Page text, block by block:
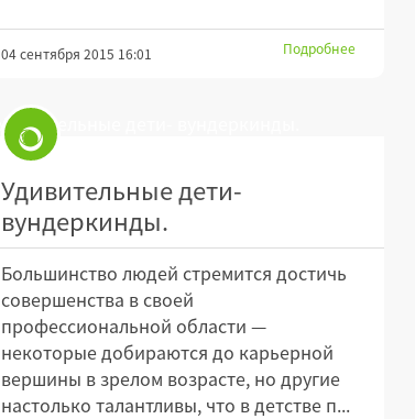
04 сентября 2015 16:01 Подробнее
Удивительные дети-
вундеркинды.
Большинство людей стремится достичь
совершенства в своей
профессиональной области —
некоторые добираются до карьерной
вершины в зрелом возрасте, но другие
настолько талантливы, что в детстве п...